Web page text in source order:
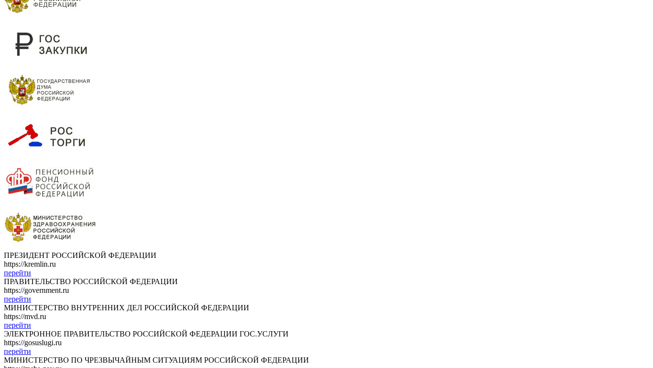
ПРЕЗИДЕНТ РОССИЙСКОЙ ФЕДЕРАЦИИ
https://kremlin.ru
перейти
ПРАВИТЕЛЬСТВО РОССИЙСКОЙ ФЕДЕРАЦИИ
https://government.ru
перейти
МИНИСТЕРСТВО ВНУТРЕННИХ ДЕЛ РОССИЙСКОЙ ФЕДЕРАЦИИ
https://mvd.ru
перейти
ЭЛЕКТРОННОЕ ПРАВИТЕЛЬСТВО РОССИЙСКОЙ ФЕДЕРАЦИИ ГОС.УСЛУГИ
https://gosuslugi.ru
перейти
МИНИСТЕРСТВО ПО ЧРЕЗВЫЧАЙНЫМ СИТУАЦИЯМ РОССИЙСКОЙ ФЕДЕРАЦИИ